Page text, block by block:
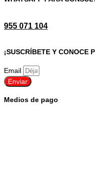
955 071 104
¡SUSCRÍBETE Y CONOCE
Email
Enviar
Medios de pago